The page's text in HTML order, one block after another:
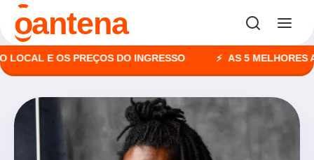
oantena
E OS PREÇOS DO INGRESSO AS 5 MELHORES